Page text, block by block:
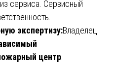
сервиса. Сервисный
экспертизу:Владелец
центр